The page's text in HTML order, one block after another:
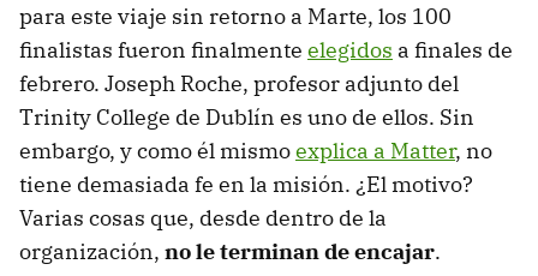
para este viaje sin retorno a Marte, los 100
finalistas fueron finalmente elegidos a finales de
febrero. Joseph Roche, profesor adjunto del
Trinity College de Dublín es uno de ellos. Sin
embargo, y como él mismoexplica a Matter, no
tiene demasiada fe en la misión. ¿El motivo?
Varias cosas que, desde dentro de la
organización, no le terminan de encajar.